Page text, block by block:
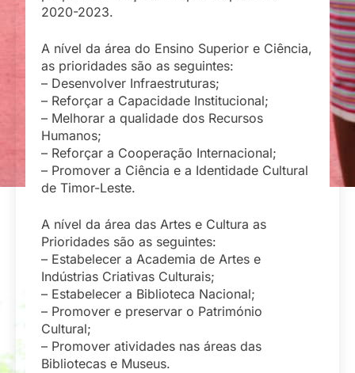
2020-2023.
A nível da área do Ensino Superior e Ciência,
as prioridades são as seguintes:
– Desenvolver Infraestruturas;
– Reforçar a Capacidade Institucional;
– Melhorar a qualidade dos Recursos
Humanos;
– Reforçar a Cooperação Internacional;
– Promover a Ciência e a Identidade Cultural
de Timor-Leste.
A nível da área das Artes e Cultura as
Prioridades são as seguintes:
– Estabelecer a Academia de Artes e
Indústrias Criativas Culturais;
– Estabelecer a Biblioteca Nacional;
– Promover e preservar o Património
Cultural;
– Promover atividades nas áreas das
Bibliotecas e Museus.